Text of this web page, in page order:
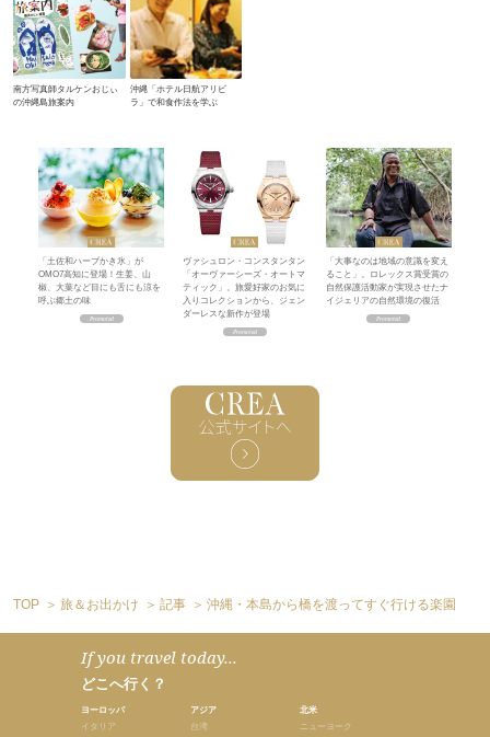
南方写真師タルケンおじぃ
の沖縄島旅案内
沖縄「ホテル日航アリビ
ラ」で和食作法を学ぶ
「土佐和ハーブかき氷」が
OMO7高知に登場！生姜、山
椒、大葉など目にも舌にも涼を
呼ぶ郷土の味
ヴァシュロン・コンスタンタン
「オーヴァーシーズ・オートマ
ティック」。旅愛好家のお気に
入りコレクションから、ジェン
ダーレスな新作が登場
「大事なのは地域の意識を変え
ること」。ロレックス賞受賞の
自然保護活動家が実現させたナ
イジェリアの自然環境の復活
TOP 旅＆お出かけ 記事 沖縄・本島から橋を渡ってすぐ行ける楽園
If you travel today...
どこへ行く？
ヨーロッパ
イタリア
アジア
台湾
北米
ニューヨーク